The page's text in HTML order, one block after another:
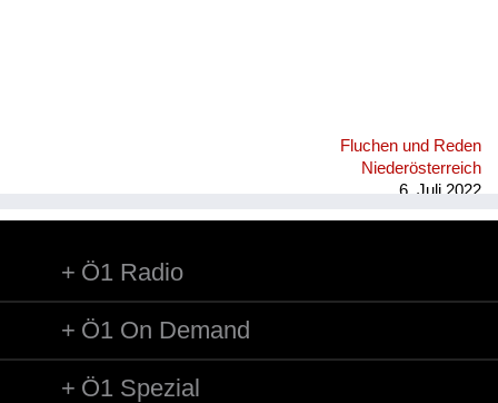
Fluchen und Reden
Niederösterreich
6. Juli 2022
Ö1 Radio
Ö1 On Demand
Ö1 Spezial